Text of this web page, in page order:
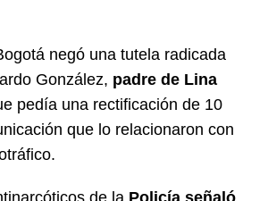
negó una tutela radicada
González, padre de Lina
pedía una rectificación de 10
que lo relacionaron con